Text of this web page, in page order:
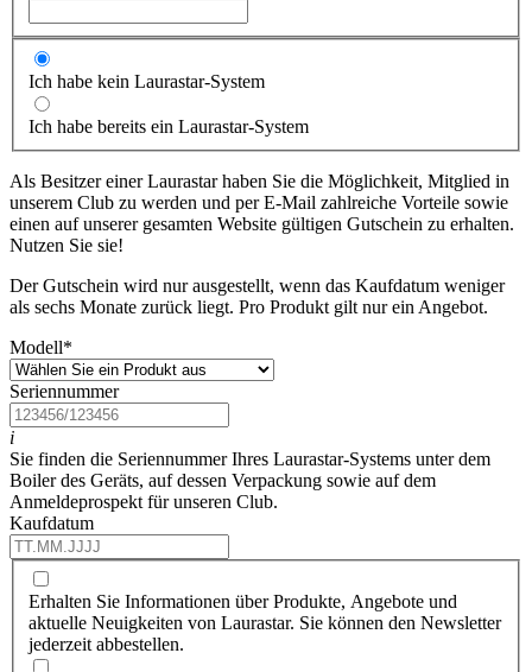
Ich habe kein Laurastar-System
Ich habe bereits ein Laurastar-System
Als Besitzer einer Laurastar haben Sie die Möglichkeit, Mitglied in
unserem Club zu werden und per E-Mail zahlreiche Vorteile sowie
einen auf unserer gesamten Website gültigen Gutschein zu erhalten.
Nutzen Sie sie!
Der Gutschein wird nur ausgestellt, wenn das Kaufdatum weniger
als sechs Monate zurück liegt. Pro Produkt gilt nur ein Angebot.
Modell*
Seriennummer
i
Sie finden die Seriennummer Ihres Laurastar-Systems unter dem
Boiler des Geräts, auf dessen Verpackung sowie auf dem
Anmeldeprospekt für unseren Club.
Kaufdatum
Erhalten Sie Informationen über Produkte, Angebote und
aktuelle Neuigkeiten von Laurastar. Sie können den Newsletter
jederzeit abbestellen.